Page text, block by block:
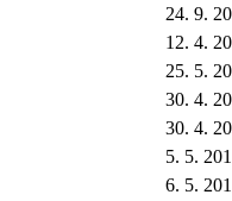
24. 9.
12. 4.
25. 5.
30. 4.
30. 4.
5. 5.
6. 5.